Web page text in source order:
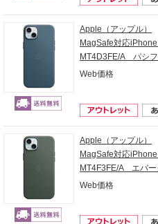
Apple（アップル）
MagSafe対応
MT4D3FE/A パシ
Web価格
Apple（アップル）
MagSafe対応
MT4F3FE/A エバー
Web価格